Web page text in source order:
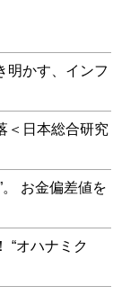
明かす、インフ
＜日本総合研究
。 お金偏差値を
“オハナミク